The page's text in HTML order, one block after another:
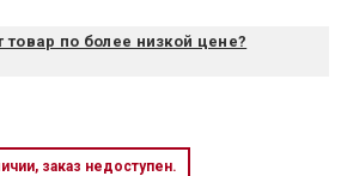
товар по более низкой цене?
заказ недоступен.